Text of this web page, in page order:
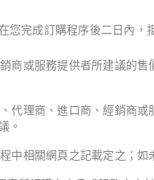
您完成訂購程序後二日內，
或服務提供者所建議的
理商、進口商、經銷商
。
中相關網頁之記載定之；如